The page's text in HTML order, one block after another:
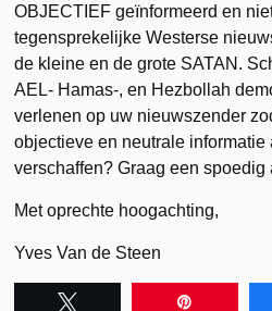
OBJECTIEF geïnformeerd en
tegensprekelijke Westerse
de kleine en de grote SATAN.
AEL- Hamas-, en Hezbollah
verlenen op uw nieuwszender
objectieve en neutrale informatie
verschaffen? Graag een spoedig
Met oprechte hoogachting,
Yves Van de Steen